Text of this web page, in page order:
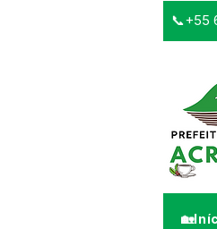
📞+55